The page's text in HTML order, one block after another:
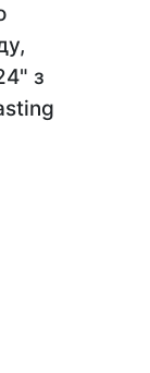
з